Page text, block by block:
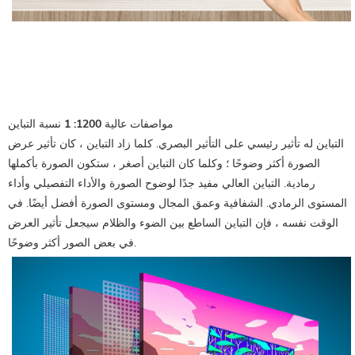
مواصفات عالية 1200: 1 نسبة التباين
التباين له تأثير رئيسي على التأثير البصري. كلما زاد التباين ، كان تأثير عرض
الصورة أكثر وضوحًا ؛ وكلما كان التباين أصغر ، ستكون الصورة بأكملها
رمادية. التباين العالي مفيد جدًا لوضوح الصورة والأداء التفصيلي وأداء
المستوى الرمادي. الشفافية وعمق المجال ومستوى الصورة أفضل أيضًا. في
الوقت نفسه ، فإن التباين الساطع بين الضوء والظلام سيجعل تأثير العرض
في بعض الصور أكثر وضوحًا.